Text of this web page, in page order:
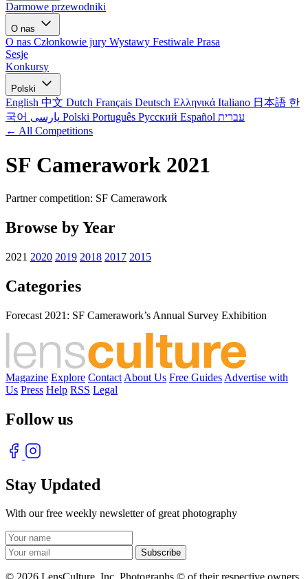
Darmowe przewodniki
O nas
O nas Członkowie jury Wystawy Festiwale Prasa
Sesje
Konkursy
Polski
English 中文 Dutch Français Deutsch Ελληνικά Italiano 日本語 한
국어
Polski Português Русский Español עברית
← All Competitions
SF Camerawork 2021
Partner competition: SF Camerawork
Browse by Year
2021 2020 2019 2018 2017 2015
Categories
Forecast 2021: SF Camerawork’s Annual Survey Exhibition
Magazine Explore Contact About Us Free Guides Advertise with
Us Press Help RSS Legal
Follow us
Stay Updated
With our free weekly newsletter of great photography